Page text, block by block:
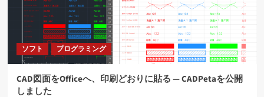
ソフト プログラミング
CAD図面をOfficeへ、印刷どおりに貼る ― CADPetaを公開
しました